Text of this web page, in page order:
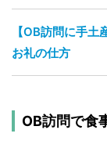
【OB訪問に手
お礼の仕方
OB訪問で食